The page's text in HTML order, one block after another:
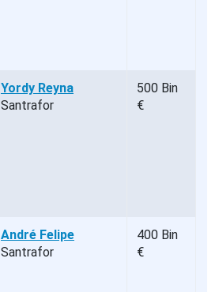
Yordy Reyna
Santrafor
500 Bin
€
André Felipe
Santrafor
400 Bin
€